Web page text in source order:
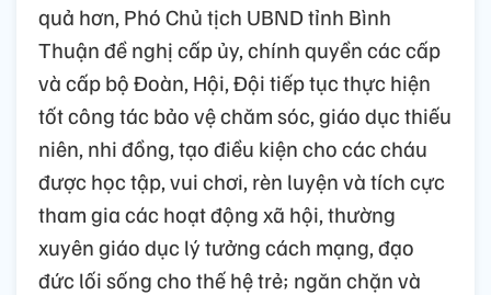
quả hơn, Phó Chủ tịch UBND tỉnh Bình
Thuận đề nghị cấp ủy, chính quyền các cấp
và cấp bộ Đoàn, Hội, Đội tiếp tục thực hiện
tốt công tác bảo vệ chăm sóc, giáo dục thiếu
niên, nhi đồng, tạo điều kiện cho các cháu
được học tập, vui chơi, rèn luyện và tích cực
tham gia các hoạt động xã hội, thường
xuyên giáo dục lý tưởng cách mạng, đạo
đức lối sống cho thế hệ trẻ; ngăn chặn và